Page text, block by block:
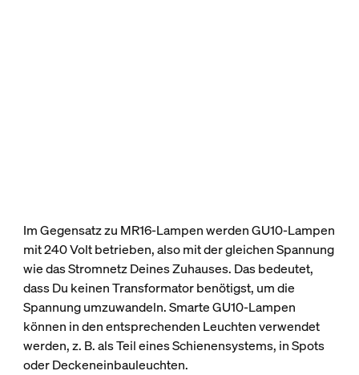
Im Gegensatz zu MR16-Lampen werden GU10-Lampen
mit 240 Volt betrieben, also mit der gleichen Spannung
wie das Stromnetz Deines Zuhauses. Das bedeutet,
dass Du keinen Transformator benötigst, um die
Spannung umzuwandeln. Smarte GU10-Lampen
können in den entsprechenden Leuchten verwendet
werden, z. B. als Teil eines Schienensystems, in Spots
oder Deckeneinbauleuchten.